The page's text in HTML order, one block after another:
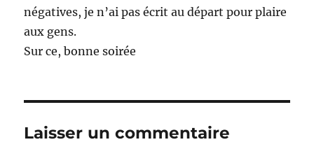
négatives, je n’ai pas écrit au départ pour plaire
aux gens.
Sur ce, bonne soirée
Laisser un commentaire